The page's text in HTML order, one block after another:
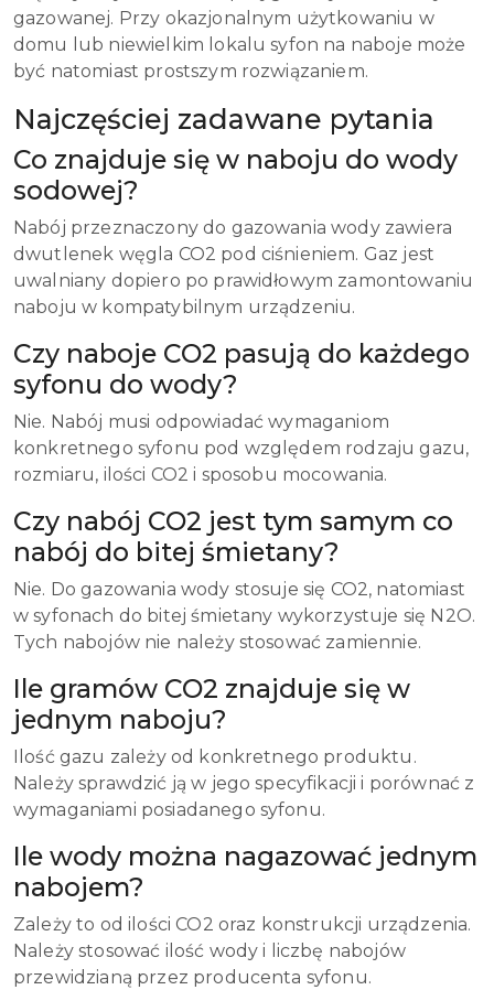
gazowanej. Przy okazjonalnym użytkowaniu w
domu lub niewielkim lokalu syfon na naboje może
być natomiast prostszym rozwiązaniem.
Najczęściej zadawane pytania
Co znajduje się w naboju do wody
sodowej?
Nabój przeznaczony do gazowania wody zawiera
dwutlenek węgla CO2 pod ciśnieniem. Gaz jest
uwalniany dopiero po prawidłowym zamontowaniu
naboju w kompatybilnym urządzeniu.
Czy naboje CO2 pasują do każdego
syfonu do wody?
Nie. Nabój musi odpowiadać wymaganiom
konkretnego syfonu pod względem rodzaju gazu,
rozmiaru, ilości CO2 i sposobu mocowania.
Czy nabój CO2 jest tym samym co
nabój do bitej śmietany?
Nie. Do gazowania wody stosuje się CO2, natomiast
w syfonach do bitej śmietany wykorzystuje się N2O.
Tych nabojów nie należy stosować zamiennie.
Ile gramów CO2 znajduje się w
jednym naboju?
Ilość gazu zależy od konkretnego produktu.
Należy sprawdzić ją w jego specyfikacji i porównać z
wymaganiami posiadanego syfonu.
Ile wody można nagazować jednym
nabojem?
Zależy to od ilości CO2 oraz konstrukcji urządzenia.
Należy stosować ilość wody i liczbę nabojów
przewidzianą przez producenta syfonu.